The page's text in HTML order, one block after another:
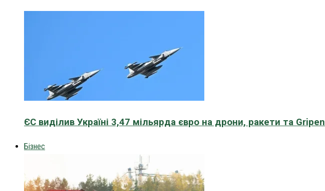
ЄС виділив Україні 3,47 мільярда євро на дрони, ракети та Gripen
Бізнес